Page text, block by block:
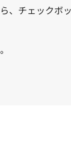
、チェックボ